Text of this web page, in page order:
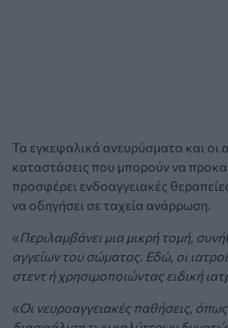
Τα εγκεφαλικά ανευρύσματα και οι
καταστάσεις που μπορούν να
προσφέρει ενδοαγγειακές
να οδηγήσει σε ταχεία ανάρρωση.
«Περιλαμβάνει μια μικρή τομή,
αγγείων του σώματος. Εδώ, οι
στεντ ή χρησιμοποιώντας ειδική
«Οι νευροαγγειακές παθήσεις,